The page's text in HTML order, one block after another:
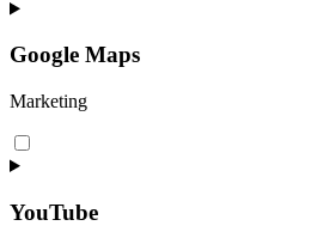
to
google-
Google Maps
Marketing
Consent
to
google-
maps
YouTube